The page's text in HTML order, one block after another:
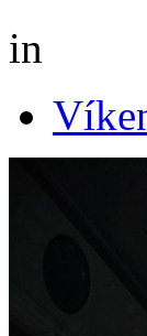
in